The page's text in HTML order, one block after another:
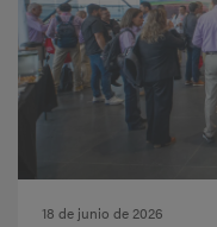
18 de junio de 2026